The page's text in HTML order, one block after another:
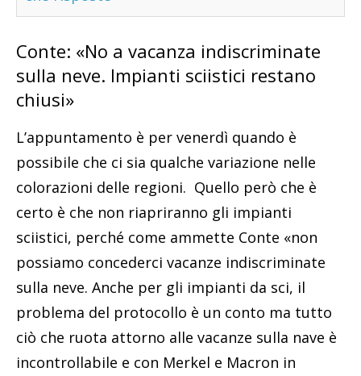
Conte: «No a vacanza indiscriminate
sulla neve. Impianti sciistici restano
chiusi»
L’appuntamento è per venerdì quando è
possibile che ci sia qualche variazione nelle
colorazioni delle regioni. Quello però che è
certo è che non riapriranno gli impianti
sciistici, perché come ammette Conte «non
possiamo concederci vacanze indiscriminate
sulla neve. Anche per gli impianti da sci, il
problema del protocollo è un conto ma tutto
ciò che ruota attorno alle vacanze sulla nave è
incontrollabile e con Merkel e Macron in